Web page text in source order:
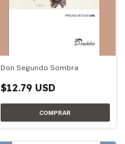
Don Segundo Sombra
$12.79 USD